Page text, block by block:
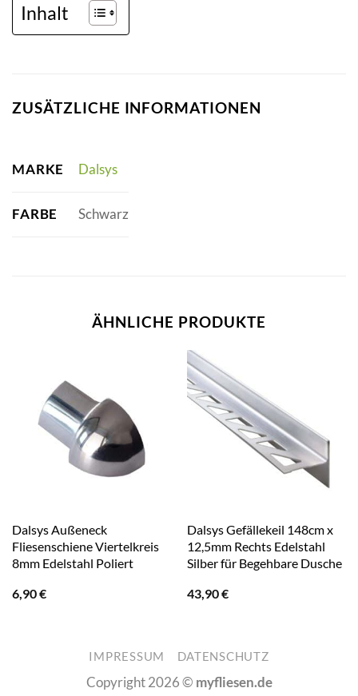
Inhalt
ZUSÄTZLICHE INFORMATIONEN
MARKE Dalsys
FARBE Schwarz
ÄHNLICHE PRODUKTE
Dalsys Außeneck
Fliesenschiene Viertelkreis
8mm Edelstahl Poliert
6,90€
Dalsys Gefällekeil 148cm x
12,5mm Rechts Edelstahl
Silber für Begehbare Dusche
43,90€
IMPRESSUM DATENSCHUTZ
Copyright 2026 © myfliesen.de